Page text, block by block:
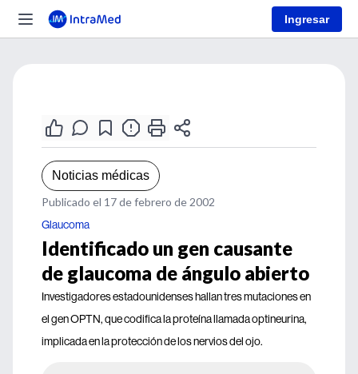
Ingresar
Noticias médicas
Publicado el 17 de febrero de 2002
Glaucoma
Identificado un gen causante
de glaucoma de ángulo abierto
Investigadores estadounidenses hallan tres mutaciones en
el gen OPTN, que codifica la proteína llamada optineurina,
implicada en la protección de los nervios del ojo.